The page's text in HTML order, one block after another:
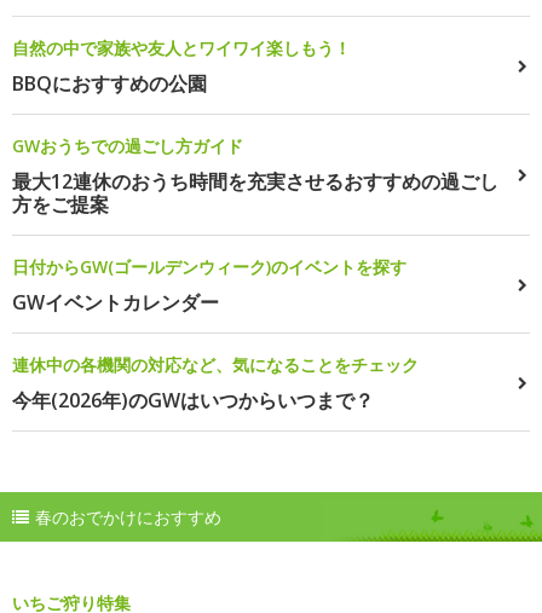
自然の中で家族や友人とワイワイ楽しもう！
BBQにおすすめの公園
GWおうちでの過ごし方ガイド
最大12連休のおうち時間を充実させるおすすめの過ごし
方をご提案
日付からGW(ゴールデンウィーク)のイベントを探す
GWイベントカレンダー
連休中の各機関の対応など、気になることをチェック
今年(2026年)のGWはいつからいつまで？
春のおでかけにおすすめ
いちご狩り特集